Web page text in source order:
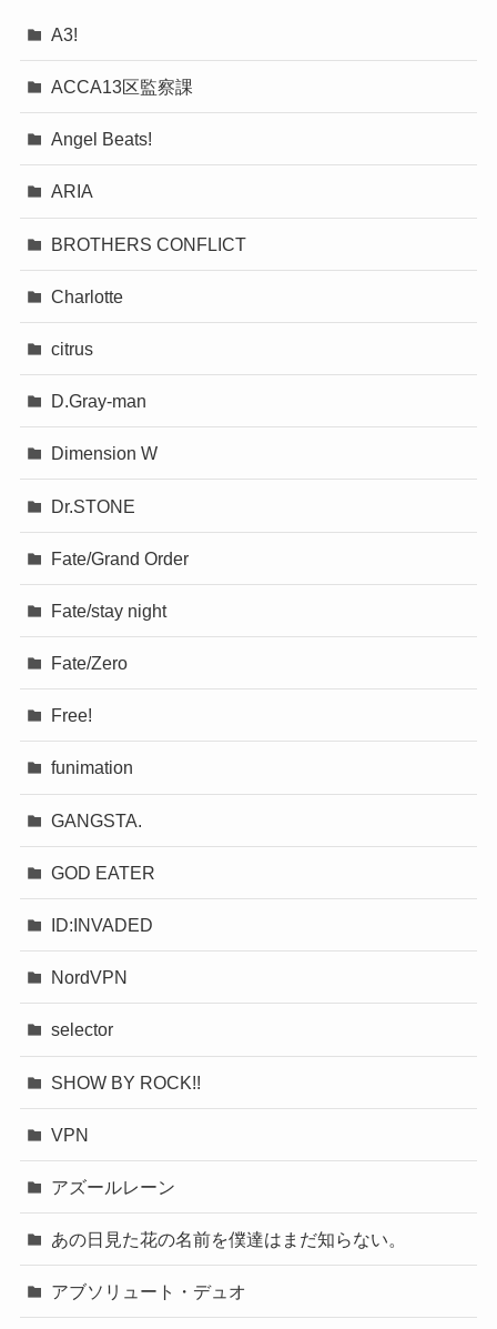
A3!
ACCA13区監察課
Angel Beats!
ARIA
BROTHERS CONFLICT
Charlotte
citrus
D.Gray-man
Dimension W
Dr.STONE
Fate/Grand Order
Fate/stay night
Fate/Zero
Free!
funimation
GANGSTA.
GOD EATER
ID:INVADED
NordVPN
selector
SHOW BY ROCK!!
VPN
アズールレーン
あの日見た花の名前を僕達はまだ知らない。
アブソリュート・デュオ